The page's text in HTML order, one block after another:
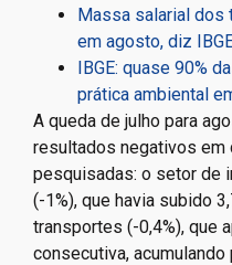
Massa salarial dos
em agosto, diz
IBGE: quase 90%
prática ambiental
A queda de julho para
resultados negativos em
pesquisadas: o setor de
(-1%), que havia subido
transportes (-0,4%), que
consecutiva,